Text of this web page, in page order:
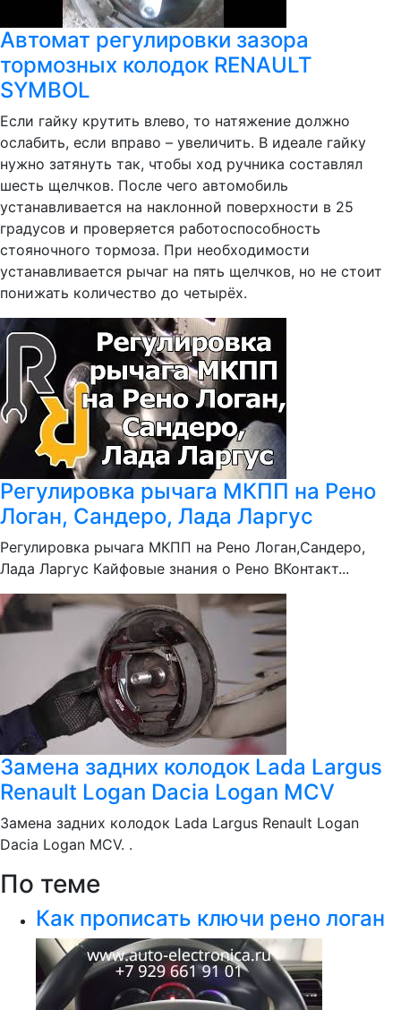
Автомат регулировки зазора
тормозных колодок RENAULT
SYMBOL
Если гайку крутить влево, то натяжение должно
ослабить, если вправо – увеличить. В идеале гайку
нужно затянуть так, чтобы ход ручника составлял
шесть щелчков. После чего автомобиль
устанавливается на наклонной поверхности в 25
градусов и проверяется работоспособность
стояночного тормоза. При необходимости
устанавливается рычаг на пять щелчков, но не стоит
понижать количество до четырёх.
Регулировка рычага МКПП на Рено
Логан, Сандеро, Лада Ларгус
Регулировка рычага МКПП на Рено Логан,Сандеро,
Лада Ларгус Кайфовые знания о Рено ВКонтакт...
Замена задних колодок Lada Largus
Renault Logan Dacia Logan MCV
Замена задних колодок Lada Largus Renault Logan
Dacia Logan MCV. .
По теме
Как прописать ключи рено логан